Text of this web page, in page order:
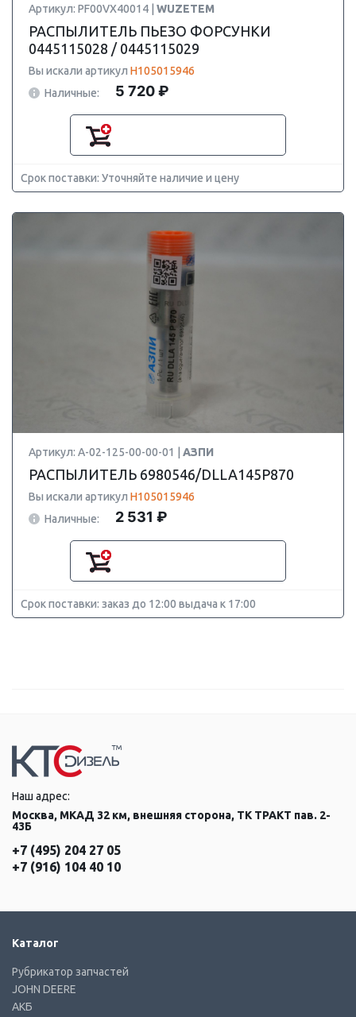
Артикул: PF00VX40014 | WUZETEM
РАСПЫЛИТЕЛЬ ПЬЕЗО ФОРСУНКИ
0445115028 / 0445115029
Вы искали артикул H105015946
Наличные:
5 720 ₽
Срок поставки: Уточняйте наличие и цену
Артикул: А-02-125-00-00-01 | АЗПИ
РАСПЫЛИТЕЛЬ 6980546/DLLA145P870
Вы искали артикул H105015946
Наличные:
2 531 ₽
Срок поставки: заказ до 12:00 выдача к 17:00
Наш адрес:
Москва, МКАД 32 км, внешняя сторона, ТК ТРАКТ пав. 2-
43Б
+7 (495) 204 27 05
+7 (916) 104 40 10
Каталог
Рубрикатор запчастей
JOHN DEERE
АКБ